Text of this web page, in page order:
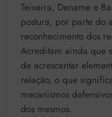
Teixeira, Dename e
postura, por parte do
reconhecimento dos
Acreditam ainda que
de acrescentar
relação, o que
mecanismos
dos mesmos.